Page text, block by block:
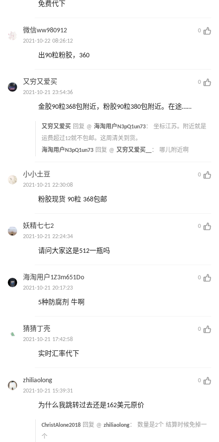
免费代下
微信ww980912
0
2021-10-22 08:26:12
出90粒粉胶，360
又穷又爱买
0
2021-10-21 23:54:36
金胶90粒368包附近，粉胶90粒380包附近。在途……
又穷又爱买 回复 @ 海淘用户N3pQ1un73： 坐标江苏。附近就是
运费超过12就不包邮。这周清关到货。
海淘用户N3pQ1un73 回复 @ 又穷又爱买__ ： 哪儿附近啊
小小土豆
0
2021-10-21 22:30:08
粉胶现货 90粒 368包邮
妖精七七2
0
2021-10-21 22:24:34
请问大家这是512一瓶吗
海淘用户1Z3m651Do
0
2021-10-21 20:17:23
5种防腐剂 牛啊
猜猜丁壳
0
2021-10-21 17:42:58
实时汇率代下
zhiliaolong
0
2021-10-21 15:39:31
为什么我跳转过去还是162美元原价
ChristAlone2018 回复 @ zhiliaolong： 数量是2个 结算时候免掉一
个